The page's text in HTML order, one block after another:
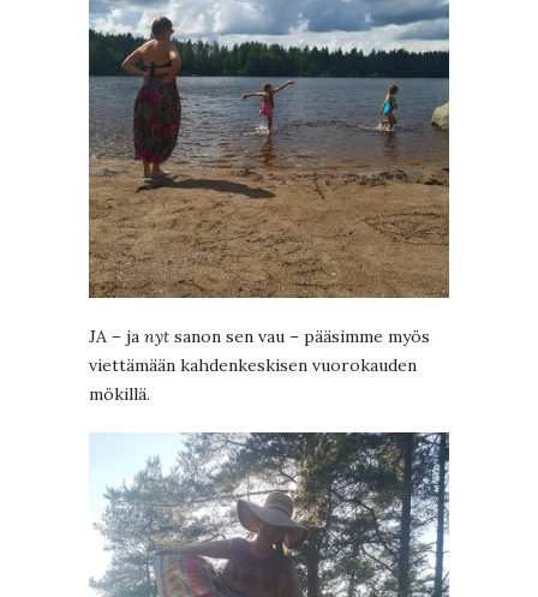
JA – ja nyt sanon sen vau – pääsimme myös
viettämään kahdenkeskisen vuorokauden
mökillä.